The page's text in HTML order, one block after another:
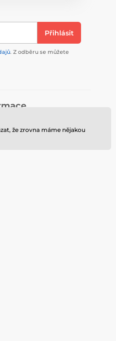
Přihlásit
. Z odběru se můžete
že zrovna máme nějakou